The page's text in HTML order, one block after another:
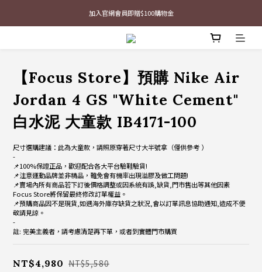
最新三方聯名倒鉤，火熱預購接單中🔥
加入官網會員即贈$100購物金
最新三方聯名倒鉤，火熱預購接單中🔥
【Focus Store】預購 Nike Air
Jordan 4 GS "White Cement"
白水泥 大童款 IB4171-100
尺寸選購建議：此為大童款，請照原穿著尺寸大半號拿（僅供參考 ）
-
📌100%保證正品，歡迎配合各大平台驗鞋驗貨!
📌注意運動品牌並非精品，難免會有機率出現溢膠及做工問題!
📌賣場內所有商品若下訂後價格調整或因系統有誤,缺貨,門市售出等其他因素
Focus Store將保留最終修改訂單權益。
📌預購商品因不是現貨,如遇海外庫存缺貨之狀況,會以訂單訊息協助通知,造成不便
敬請見諒。
-
註: 完美主義者，請考慮清楚再下單，或者到實體門市購買
NT$4,980 NT$5,580